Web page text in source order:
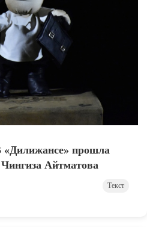
«Дилижансе» прошла
Айтматова
Текст